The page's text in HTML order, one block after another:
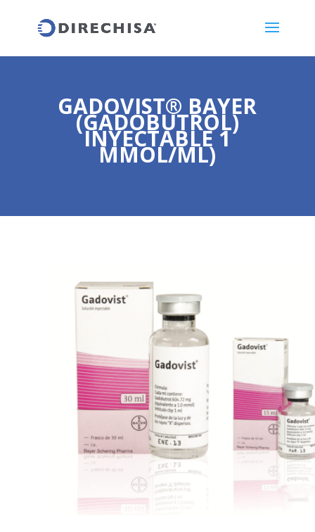
GADOVIST® BAYER
(GADOBUTROL)
INYECTABLE 1
MMOL/ML)